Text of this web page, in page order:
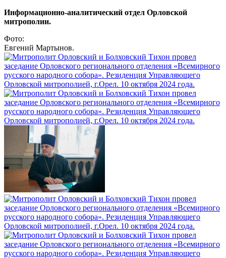
Информационно-аналитический отдел Орловской
митрополии.
Фото:
Евгений Мартынов.